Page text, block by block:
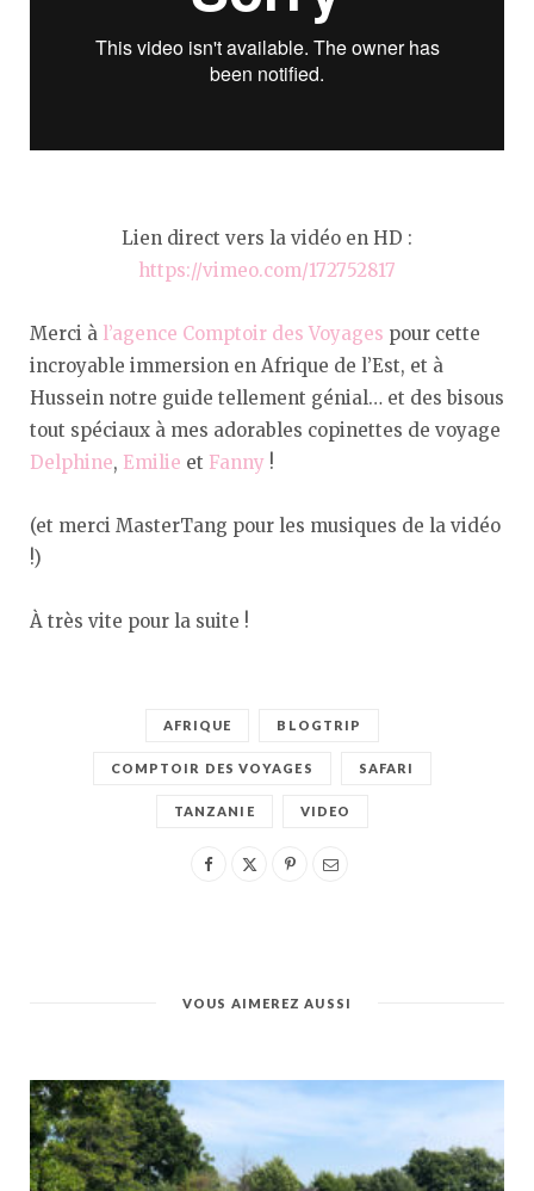
Lien direct vers la vidéo en HD :
https://vimeo.com/172752817
Merci à l’agence Comptoir des Voyages pour cette
incroyable immersion en Afrique de l’Est, et à
Hussein notre guide tellement génial… et des bisous
tout spéciaux à mes adorables copinettes de voyage
Delphine, Emilie et Fanny !
(et merci MasterTang pour les musiques de la vidéo
!)
À très vite pour la suite !
AFRIQUE BLOGTRIP
COMPTOIR DES VOYAGES SAFARI
TANZANIE VIDEO
VOUS AIMEREZ AUSSI